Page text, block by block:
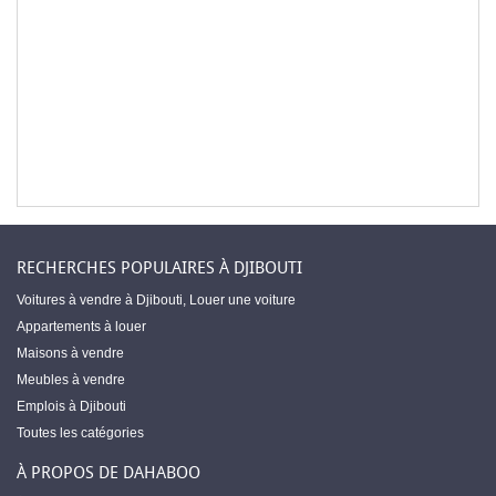
RECHERCHES POPULAIRES À DJIBOUTI
Voitures à vendre à Djibouti, Louer une voiture
Appartements à louer
Maisons à vendre
Meubles à vendre
Emplois à Djibouti
Toutes les catégories
À PROPOS DE DAHABOO